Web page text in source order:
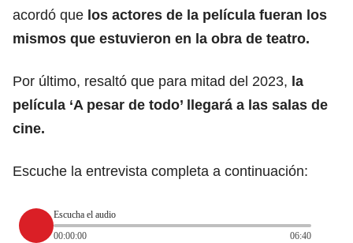
acordó que los actores de la película fueran los
mismos que estuvieron en la obra de teatro.
Por último, resaltó que para mitad del 2023, la
película ‘A pesar de todo’ llegará a las salas de
cine.
Escuche la entrevista completa a continuación:
Escucha el audio
00:00:00
06:40